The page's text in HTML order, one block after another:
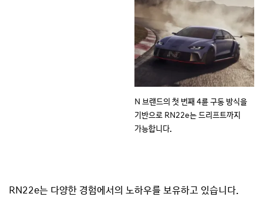
N 브랜드의 첫 번째 4륜 구동 방식을
기반으로 RN22e는 드리프트까지
가능합니다.
RN22e는 다양한 경험에서의 노하우를 보유하고 있습니다.